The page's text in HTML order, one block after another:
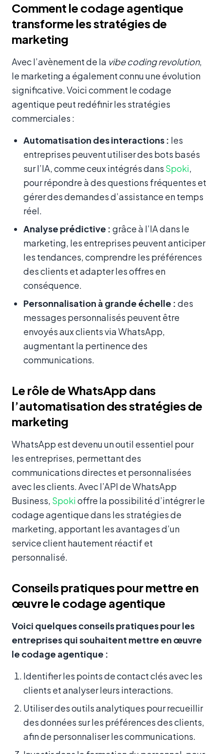
Comment le codage agentique
transforme les stratégies de
marketing
Avec l’avènement de la vibe coding revolution,
le marketing a également connu une évolution
significative. Voici comment le codage
agentique peut redéfinir les stratégies
commerciales :
Automatisation des interactions : les
entreprises peuvent utiliser des bots basés
sur l’IA, comme ceux intégrés dans Spoki,
pour répondre à des questions fréquentes et
gérer des demandes d’assistance en temps
réel.
Analyse prédictive : grâce à l’IA dans le
marketing, les entreprises peuvent anticiper
les tendances, comprendre les préférences
des clients et adapter les offres en
conséquence.
Personnalisation à grande échelle : des
messages personnalisés peuvent être
envoyés aux clients via WhatsApp,
augmentant la pertinence des
communications.
Le rôle de WhatsApp dans
l’automatisation des stratégies de
marketing
WhatsApp est devenu un outil essentiel pour
les entreprises, permettant des
communications directes et personnalisées
avec les clients. Avec l’API de WhatsApp
Business, Spokioffre la possibilité d’intégrer le
codage agentique dans les stratégies de
marketing, apportant les avantages d’un
service client hautement réactif et
personnalisé.
Conseils pratiques pour mettre en
œuvre le codage agentique
Voici quelques conseils pratiques pour les
entreprises qui souhaitent mettre en œuvre
le codage agentique :
Identifier les points de contact clés avec les
clients et analyser leurs interactions.
Utiliser des outils analytiques pour recueillir
des données sur les préférences des clients,
afin de personnaliser les communications.